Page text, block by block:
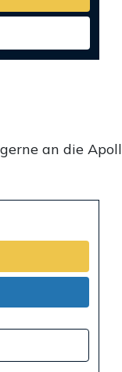
an die